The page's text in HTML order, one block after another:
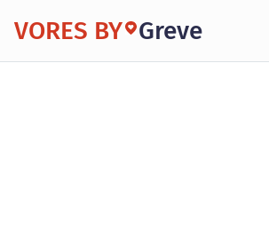
VORES BY Greve